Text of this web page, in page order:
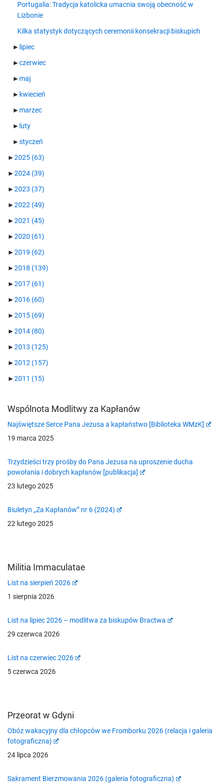
Portugalia: Tradycja katolicka umacnia swoją obecność w
Lizbonie
Kilka statystyk dotyczących ceremonii konsekracji biskupich
► lipiec
►czerwiec
► maj
► kwiecień
► marzec
► luty
►styczeń
►2025 (63)
►2024 (39)
►2023 (37)
►2022 (49)
►2021 (45)
►2020 (61)
►2019 (62)
►2018 (139)
►2017 (61)
►2016 (60)
►2015 (69)
►2014 (80)
►2013 (125)
►2012 (157)
►2011 (15)
Wspólnota Modlitwy za Kapłanów
Najświętsze Serce Pana Jezusa a kapłaństwo [Biblioteka WMzK]
19 marca 2025
Trzydzieści trzy prośby do Pana Jezusa na uproszenie ducha
powołania i dobrych kapłanów [publikacja]
23 lutego 2025
Biuletyn „Za Kapłanów” nr 6 (2024)
22 lutego 2025
Militia Immaculatae
List na sierpień 2026
1 sierpnia 2026
List na lipiec 2026 – modlitwa za biskupów Bractwa
29 czerwca 2026
List na czerwiec 2026
5 czerwca 2026
Przeorat w Gdyni
Obóz wakacyjny dla chłopców we Fromborku 2026 (relacja i galeria
fotograficzna)
24 lipca 2026
Sakrament Bierzmowania 2026 (galeria fotograficzna)